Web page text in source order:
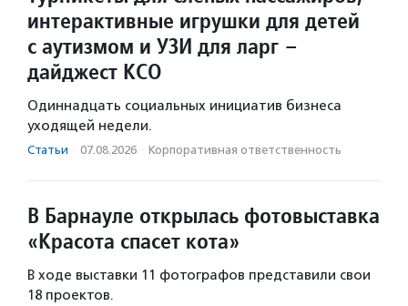
интерактивные игрушки для детей
с аутизмом и УЗИ для ларг –
дайджест КСО
Одиннадцать социальных инициатив бизнеса
уходящей недели.
Статьи · 07.08.2026 · Корпоративная ответственность
В Барнауле открылась фотовыставка
«Красота спасет кота»
В ходе выставки 11 фотографов представили свои
18 проектов.